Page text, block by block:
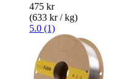
475 kr
(633 kr / kg)
5.0 (1)